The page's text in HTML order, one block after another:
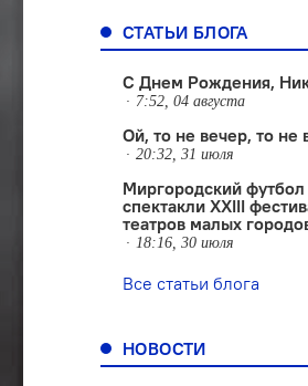
СТАТЬИ БЛОГА
С Днем Рождения,
7:52, 04 августа
Ой, то не вечер, то не
20:32, 31 июля
Миргородский футбол
спектакли XXIII
театров малых
18:16, 30 июля
Все статьи блога
НОВОСТИ